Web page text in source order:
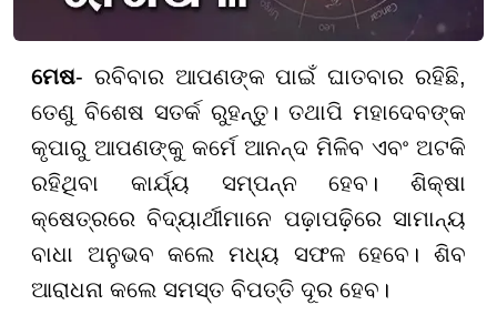
ମେଷ- ରବିବାର ଆପଣଙ୍କ ପାଇଁ ଘାତବାର ରହିଛି,
ତେଣୁ ବିଶେଷ ସତର୍କ ରୁହନ୍ତୁ। ତଥାପି ମହାଦେବଙ୍କ
କୃପାରୁ ଆପଣଙ୍କୁ କର୍ମେ ଆନନ୍ଦ ମିଳିବ ଏବଂ ଅଟକି
ରହିଥିବା କାର୍ଯ୍ୟ ସମ୍ପନ୍ନ ହେବ। ଶିକ୍ଷା
କ୍ଷେତ୍ରରେ ବିଦ୍ୟାର୍ଥୀମାନେ ପଢ଼ାପଢ଼ିରେ ସାମାନ୍ୟ
ବାଧା ଅନୁଭବ କଲେ ମଧ୍ୟ ସଫଳ ହେବେ। ଶିବ
ଆରାଧନା କଲେ ସମସ୍ତ ବିପତ୍ତି ଦୂର ହେବ।